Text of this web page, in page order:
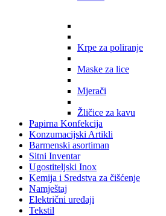
Krpe za poliranje
Maske za lice
Mjerači
Žličice za kavu
Papirna Konfekcija
Konzumacijski Artikli
Barmenski asortiman
Sitni Inventar
Ugostiteljski Inox
Kemija i Sredstva za čišćenje
Namještaj
Električni uređaji
Tekstil